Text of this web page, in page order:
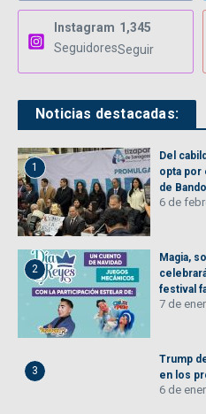
Instagram 1,345
SeguidoresSeguir
Noticias destacadas:
1
Del
opta por
de
6 de
2
Magia,
festival
7 de
3
Trump
en los
6 de